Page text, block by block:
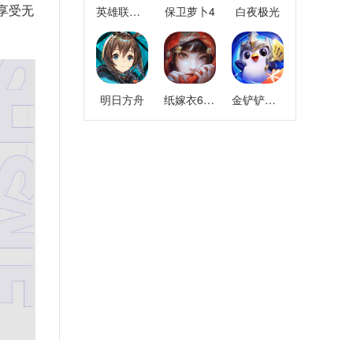
受无 英雄联盟手游 保卫萝卜4 白夜极光
明日方舟 纸嫁衣6千秋魇 金铲铲之战